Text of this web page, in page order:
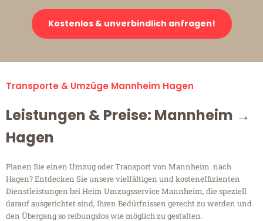
Kostenlos & unverbindlich anfragen!
Transporte & Umzüge Mannheim Hagen
Leistungen & Preise: Mannheim →
Hagen
Planen Sie einen Umzug oder Transport von Mannheim nach
Hagen? Entdecken Sie unsere vielfältigen und kosteneffizienten
Dienstleistungen bei Heim Umzugsservice Mannheim, die speziell
darauf ausgerichtet sind, Ihren Bedürfnissen gerecht zu werden und
den Übergang so reibungslos wie möglich zu gestalten.